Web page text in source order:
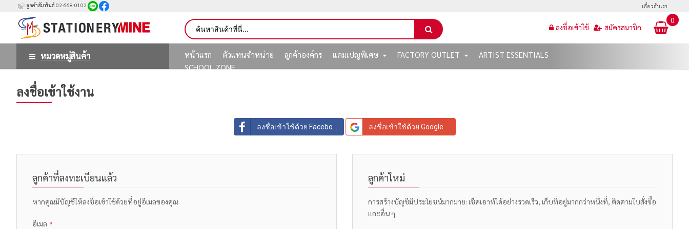
ลูกค้าสัมพันธ์ 02-668-0102 เกี่ยวกับเรา
0
ลงชื่อเข้าใช้ สมัครสมาชิก
หมวดหมู่สินค้า หน้าแรก ตัวแทนจำหน่าย ลูกค้าองค์กร แคมเปญพิเศษ FACTORY OUTLET
ARTIST ESSENTIALS
SCHOOL ZONE
ลงชื่อเข้าใช้งาน
ลงชื่อเข้าใช้ด้วย Facebook ลงชื่อเข้าใช้ด้วย Google
ลูกค้าที่ลงทะเบียนแล้ว
หากคุณมีบัญชีให้ลงชื่อเข้าใช้ด้วยที่อยู่อีเมลของคุณ
อีเมล
ลูกค้าใหม่
การสร้างบัญชีมีประโยชน์มากมาย: เช็คเอาท์ได้อย่างรวดเร็ว, เก็บที่อยู่มากกว่าหนึ่งที่, ติดตามใบสั่งซื้อ
และอื่น ๆ